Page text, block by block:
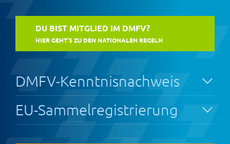
DU BIST MITGLIED IM DMFV?
HIER GEHT’S ZU DEN NATIONALEN REGELN
DMFV-Kenntnisnachweis
EU-Sammelregistrierung